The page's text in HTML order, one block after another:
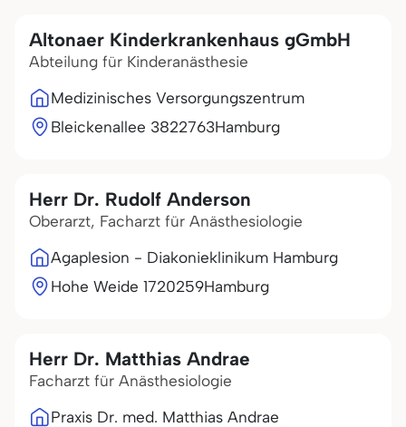
Altonaer Kinderkrankenhaus gGmbH
Abteilung für Kinderanästhesie
Medizinisches Versorgungszentrum
Bleickenallee 3822763Hamburg
Herr Dr. Rudolf Anderson
Oberarzt, Facharzt für Anästhesiologie
Agaplesion - Diakonieklinikum Hamburg
Hohe Weide 1720259Hamburg
Herr Dr. Matthias Andrae
Facharzt für Anästhesiologie
Praxis Dr. med. Matthias Andrae